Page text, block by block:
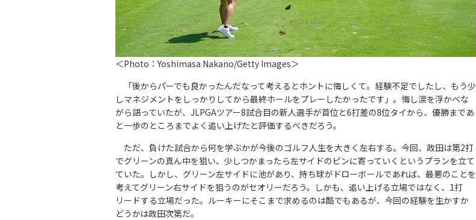
＜Photo：Yoshimasa Nakano/Getty Images＞
「後からパーでも良かったんだなって考えるとホントに悔しくて。経験不足でしたし、もう少
しマネジメントをしっかりしてから最終ホールをプレーしたかったです」。悔し涙を浮かべな
がら語っていたが、JLPGAツアー8試合目の新人選手が首位と6打差の8位タイから、優勝まであ
と一歩のところまでよく追い上げたと評価するべきだろう。
ただ、負けた試合から何を学ぶかが今後のゴルフ人生を大きく左右する。今回、政田は第2打
でグリーンの真ん中を狙い、少しつかまったら左サイドのピンに寄っていくというプランを立て
ていた。しかし、グリーン左サイドに池があり、持ち球がドローボールであれば、最悪のことを
考えてグリーン右サイドを狙うのがセオリーだろう。しかも、追い上げる立場ではなく、1打
リードする立場だった。ルーキーにそこまで求めるのは酷でもあるが、今回の経験を生かすか
どうかは政田次第だ。